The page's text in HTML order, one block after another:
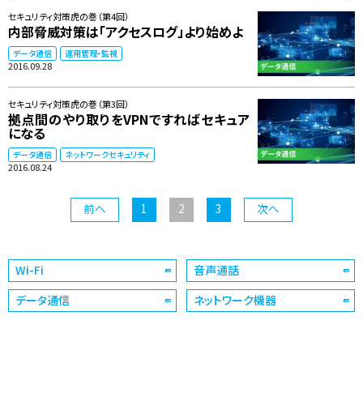
セキュリティ対策虎の巻（第4回）
内部脅威対策は「アクセスログ」より始めよ
データ通信 運用管理・監視
2016.09.28
セキュリティ対策虎の巻（第3回）
拠点間のやり取りをVPNですればセキュア
になる
データ通信 ネットワークセキュリティ
2016.08.24
前へ 1 2 3 次へ
Wi-Fi
音声通話
データ通信
ネットワーク機器